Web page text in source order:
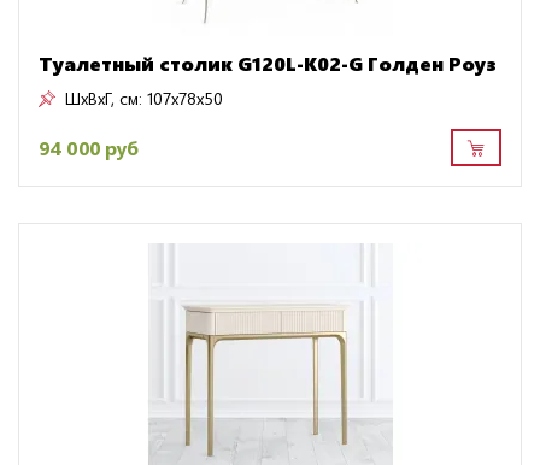
Туалетный столик G120L-K02-G Голден Роуз
ШxВxГ, см: 107x78x50
94 000 руб